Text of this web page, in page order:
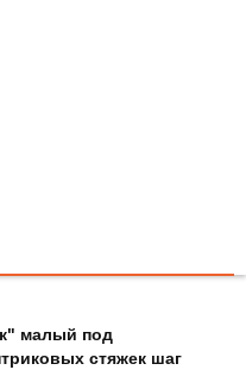
малый под
стяжек шаг